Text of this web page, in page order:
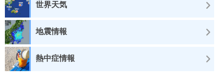
世界天気
地震情報
熱中症情報